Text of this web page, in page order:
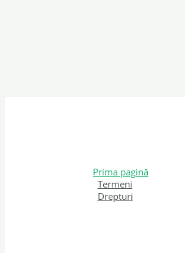
Prima pagină
Termeni
Drepturi